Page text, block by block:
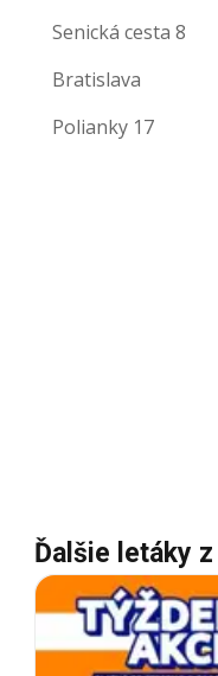
Senická cesta 8
Bratislava
Polianky 17
Ďalšie letáky